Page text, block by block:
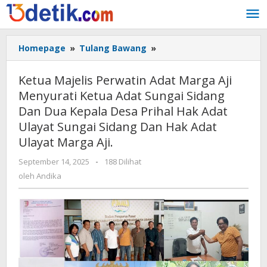
Lewati
ke
konten
Homepage » Tulang Bawang »
Majelis
Perwatin
Adat
Marga
Aji
Menyurati
Dan
Dua
Kepala
Desa
Prihal
Hak
Adat
Ketua Majelis Perwatin Adat Marga Aji
Menyurati Ketua Adat Sungai Sidang
Dan Dua Kepala Desa Prihal Hak Adat
Ulayat Sungai Sidang Dan Hak Adat
Ulayat Marga Aji.
September 14, 2025
oleh
-
188 Dilihat
oleh Andika